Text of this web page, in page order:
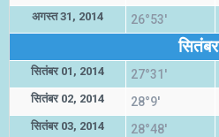
अगस्त 31, 2014 26°53'
सितंबर
सितंबर 01, 2014 27°31'
सितंबर 02, 2014 28°9'
सितंबर 03, 2014 28°48'